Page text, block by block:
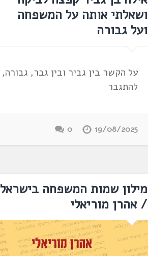
ושאלתי אותה על המשפחה
ועל גבורה
על הקשר בין גביר ובין גבר, גבורה,
להתגבר
19/08/2025
0
מילון שמות המשפחה בישראל
/ אהרן מוריאלי